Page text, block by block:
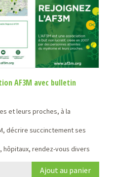
AF3M avec bulletin
et leurs proches, à la
décrire succinctement ses
hôpitaux, rendez-vous divers